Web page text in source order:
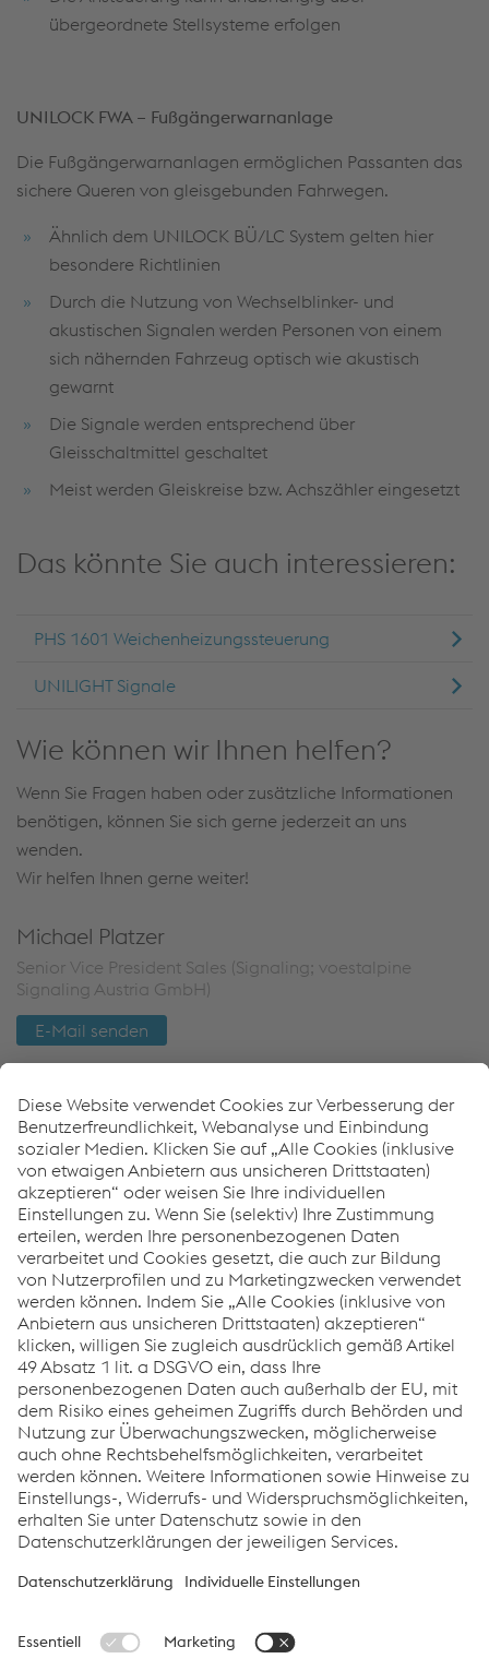
übergeordnete Stellsysteme erfolgen
UNILOCK FWA – Fußgängerwarnanlage
Die Fußgängerwarnanlagen ermöglichen Passanten das
sichere Queren von gleisgebunden Fahrwegen.
Ähnlich dem UNILOCK BÜ/LC System gelten hier
besondere Richtlinien
Durch die Nutzung von Wechselblinker- und
akustischen Signalen werden Personen von einem
sich nähernden Fahrzeug optisch wie akustisch
gewarnt
Die Signale werden entsprechend über
Gleisschaltmittel geschaltet
Meist werden Gleiskreise bzw. Achszähler eingesetzt
Das könnte Sie auch interessieren:
PHS 1601 Weichenheizungssteuerung
UNILIGHT Signale
Wie können wir Ihnen helfen?
Wenn Sie Fragen haben oder zusätzliche Informationen
benötigen, können Sie sich gerne jederzeit an uns
wenden.
Wir helfen Ihnen gerne weiter!
Michael Platzer
Senior Vice President Sales (Signaling; voestalpine
Signaling Austria GmbH)
E-Mail senden
Anwendungsbereiche
Mischverkehr
Nahverkehr: U-Bahn und S-Bahn
Nahverkehr: Strassenbahn
Güterverkehr
Hochgeschwindigkeitsverkehr
Downloads
UNILOCK WeichensteuerungPDF | 885 KB
Links
Systemlösungen
Karriere
Compliance
AGBs
Cookie-Einstellungen